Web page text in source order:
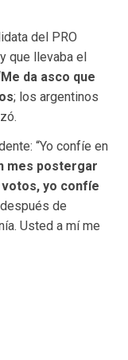
del PRO
que llevaba el
Me da asco que
; los argentinos
“Yo confíe en
mes postergar
yo confíe
de
Usted a mí me